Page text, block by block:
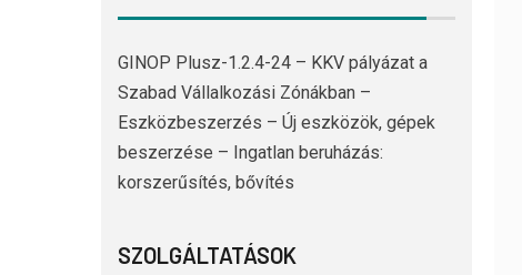
GINOP Plusz-1.2.4-24 – KKV pályázat a
Szabad Vállalkozási Zónákban –
Eszközbeszerzés – Új eszközök, gépek
beszerzése – Ingatlan beruházás:
korszerűsítés, bővítés
SZOLGÁLTATÁSOK